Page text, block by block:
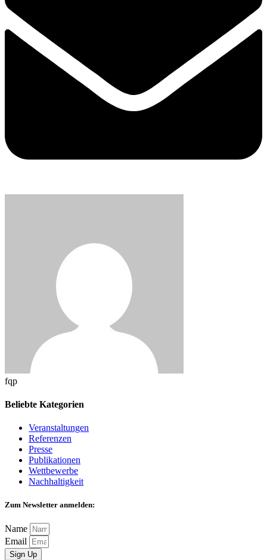
fqp
Beliebte Kategorien
Veranstaltungen
Referenzen
Presse
Publikationen
Wettbewerbe
Nachhaltigkeit
Zum Newsletter anmelden:
Name
Email
Sign Up